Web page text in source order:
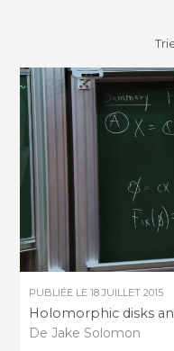
PUBLIÉE LE18 JUILLET 2015
Holomorphic disks
De Jake Solomon